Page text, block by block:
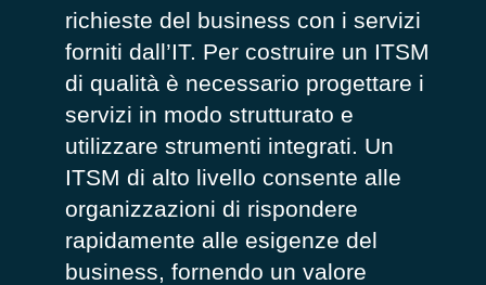
richieste del business con i servizi
forniti dall’IT. Per costruire un ITSM
di qualità è necessario progettare i
servizi in modo strutturato e
utilizzare strumenti integrati. Un
ITSM di alto livello consente alle
organizzazioni di rispondere
rapidamente alle esigenze del
business, fornendo un valore